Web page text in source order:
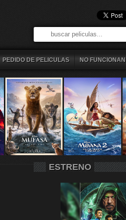
PEDIDO DE PELICULAS NO FUNCIONAN
ESTRENO